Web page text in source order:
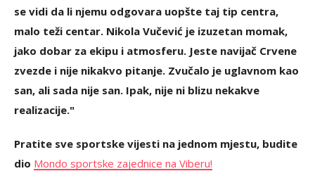
se vidi da li njemu odgovara uopšte taj tip centra,
malo teži centar. Nikola Vučević je izuzetan momak,
jako dobar za ekipu i atmosferu. Jeste navijač Crvene
zvezde i nije nikakvo pitanje. Zvučalo je uglavnom kao
san, ali sada nije san. Ipak, nije ni blizu nekakve
realizacije."
Pratite sve sportske vijesti na jednom mjestu, budite
dio Mondo sportske zajednice na Viberu!